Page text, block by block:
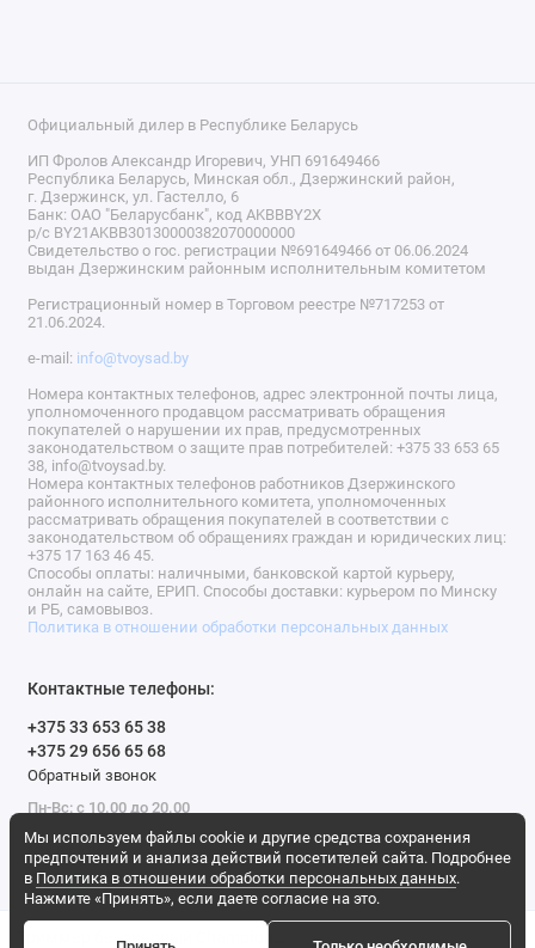
Мы используем файлы cookie и другие средства сохранения
предпочтений и анализа действий посетителей сайта. Подробнее
в Политика в отношении обработки персональных данных.
Нажмите «Принять», если даете согласие на это.
Официальный дилер в Республике Беларусь
ИП Фролов Александр Игоревич, УНП 691649466
Республика Беларусь, Минская обл., Дзержинский район,
г. Дзержинск, ул. Гастелло, 6
Банк: ОАО "Беларусбанк", код AKBBBY2X
р/с BY21AKBB30130000382070000000
Свидетельство о гос. регистрации №691649466 от 06.06.2024
выдан Дзержинским районным исполнительным комитетом
Регистрационный номер в Торговом реестре №717253 от
21.06.2024.
e-mail: info@tvoysad.by
Номера контактных телефонов, адрес электронной почты лица,
уполномоченного продавцом рассматривать обращения
покупателей о нарушении их прав, предусмотренных
законодательством о защите прав потребителей: +375 33 653 65
38, info@tvoysad.by.
Номера контактных телефонов работников Дзержинского
районного исполнительного комитета, уполномоченных
рассматривать обращения покупателей в соответствии с
законодательством об обращениях граждан и юридических лиц:
+375 17 163 46 45.
Способы оплаты: наличными, банковской картой курьеру,
онлайн на сайте, ЕРИП. Способы доставки: курьером по Минску
и РБ, самовывоз.
Политика в отношении обработки персональных данных
Контактные телефоны:
+375 33 653 65 38
+375 29 656 65 68
Обратный звонок
Пн-Вс: с 10.00 до 20.00
Мы в сети